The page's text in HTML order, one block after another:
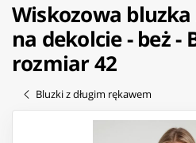
Wiskozowa
na dekolcie - beż -
rozmiar 42
Bluzki z długim rękawem